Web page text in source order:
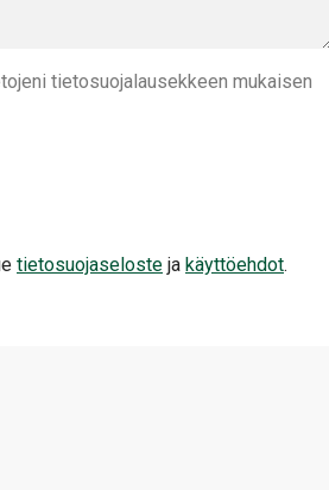
tietosuojalausekkeen mukaisen
tietosuojaseloste ja käyttöehdot.